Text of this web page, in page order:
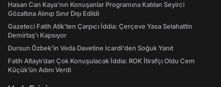
Hasan Can Kaya’nın Konuşanlar Programına Katılan Seyirci
Gözaltına Alınıp Sınır Dışı Edildi
Gazeteci Fatih Atik'ten Çarpıcı İddia: Çerçeve Yasa Selahattin
Demirtaş'ı Kapsıyor
Dursun Özbek'in Veda Davetine Icardi'den Soğuk Yanıt
Fatih Altaylı’dan Çok Konuşulacak İddia: ROK İtirafçı Oldu Cem
Küçük’ün Adını Verdi